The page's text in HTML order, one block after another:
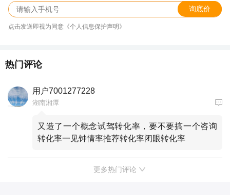
询底价
点击发送即视为同意《个人信息保护声明》
热门评论
用户7001277228
湖南湘潭
又造了一个概念试驾转化率，要不要搞一个咨询
转化率一见钟情率推荐转化率闭眼转化率
更多热门评论